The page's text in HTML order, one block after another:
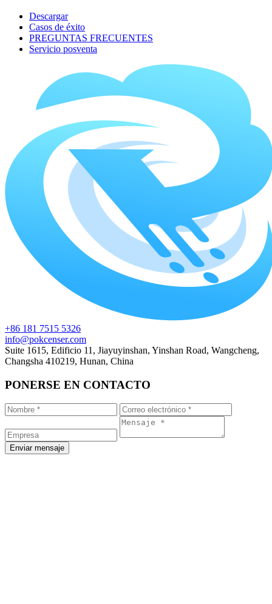
Descargar
Casos de éxito
PREGUNTAS FRECUENTES
Servicio posventa
+86 181 7515 5326
info@pokcenser.com
Suite 1615, Edificio 11, Jiayuyinshan, Yinshan Road, Wangcheng,
Changsha 410219, Hunan, China
PONERSE EN CONTACTO
Enviar mensaje